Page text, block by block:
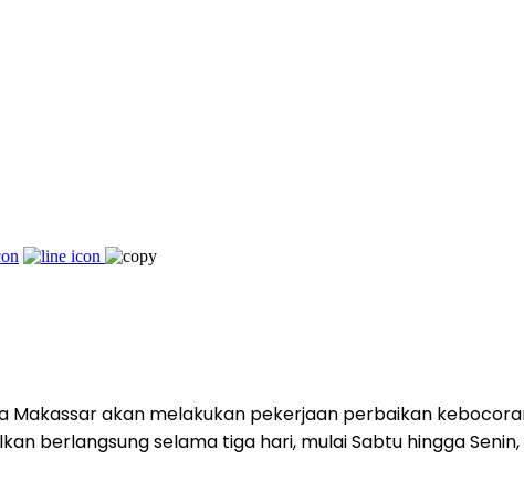
Makassar akan melakukan pekerjaan perbaikan
berlangsung selama tiga hari, mulai Sabtu hingga